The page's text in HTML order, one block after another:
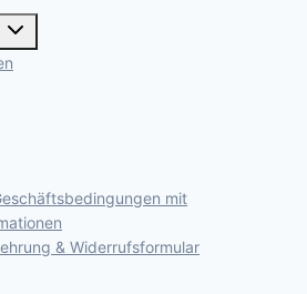
Untermenü
mit
& Widerrufsformular